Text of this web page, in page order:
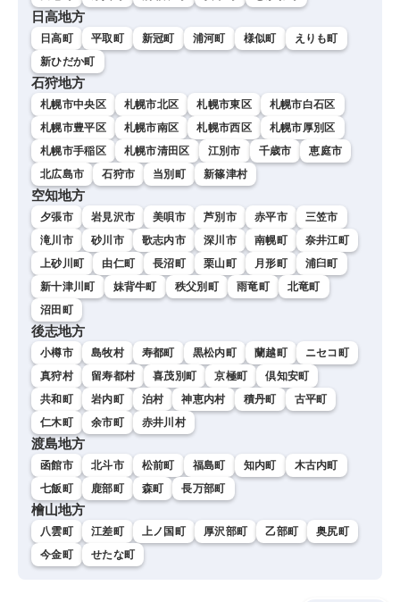
日高地方
日高町 平取町 新冠町 浦河町 様似町
えりも町
新ひだか町
石狩地方
札幌市中央区 札幌市北区 札幌市東区
札幌市白石区
札幌市豊平区
札幌市南区 札幌市西区
札幌市厚別区
札幌市手稲区
札幌市清田区 江別市 千歳市
恵庭市
北広島市
石狩市 当別町 新篠津村
空知地方
夕張市 岩見沢市 美唄市 芦別市 赤平市
三笠市
滝川市
砂川市 歌志内市 深川市 南幌町
奈井江町
上砂川町
由仁町 長沼町 栗山町 月形町
浦臼町
新十津川町
妹背牛町 秩父別町 雨竜町
北竜町
沼田町
後志地方
小樽市 島牧村 寿都町 黒松内町 蘭越町
ニセコ町
真狩村
留寿都村 喜茂別町 京極町
倶知安町
共和町
岩内町 泊村 神恵内村 積丹町
古平町
仁木町
余市町 赤井川村
渡島地方
函館市 北斗市 松前町 福島町 知内町
木古内町
七飯町
鹿部町 森町 長万部町
檜山地方
八雲町 江差町 上ノ国町 厚沢部町 乙部町
奥尻町
今金町
せたな町